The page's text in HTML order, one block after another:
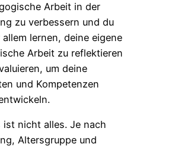
Arbeit in der
zu verbessern und du
lernen, deine eigene
Arbeit zu reflektieren
um deine
und Kompetenzen
ist nicht alles. Je nach
Altersgruppe und